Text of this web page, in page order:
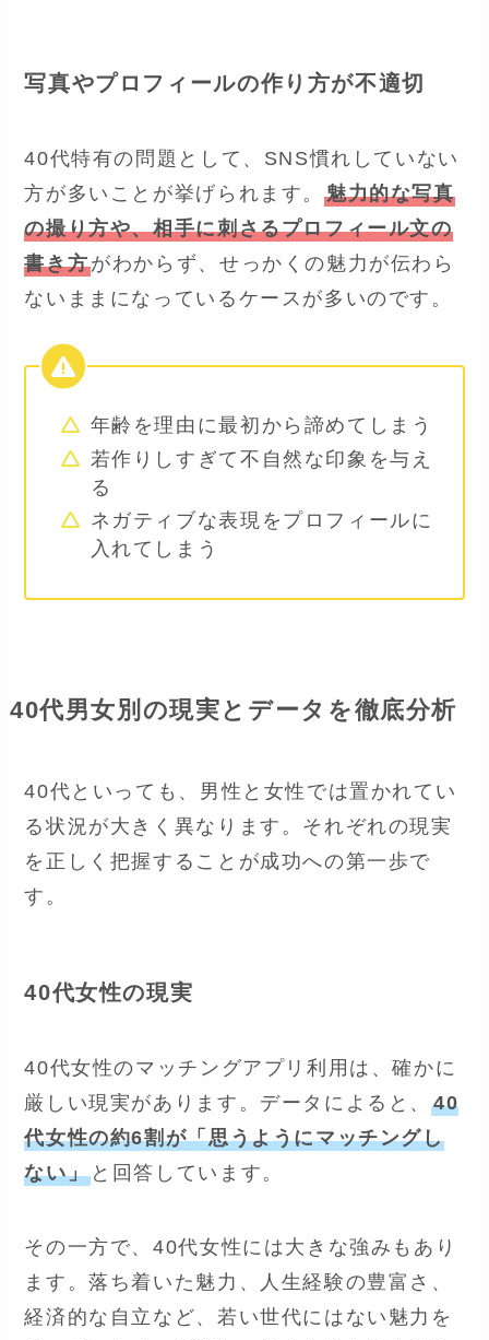
写真やプロフィールの作り方が不適切
40代特有の問題として、SNS慣れしていない
方が多いことが挙げられます。 魅力的な写真
の撮り方や、相手に刺さるプロフィール文の
書き方がわからず、せっかくの魅力が伝わら
ないままになっているケースが多いのです。
年齢を理由に最初から諦めてしまう
若作りしすぎて不自然な印象を与え
る
ネガティブな表現をプロフィールに
入れてしまう
40代男女別の現実とデータを徹底分析
40代といっても、男性と女性では置かれてい
る状況が大きく異なります。それぞれの現実
を正しく把握することが成功への第一歩で
す。
40代女性の現実
40代女性のマッチングアプリ利用は、確かに
厳しい現実があります。データによると、40
代女性の約6割が「思うようにマッチングし
ない」 と回答しています。
その一方で、40代女性には大きな強みもあり
ます。落ち着いた魅力、人生経験の豊富さ、
経済的な自立など、若い世代にはない魅力を